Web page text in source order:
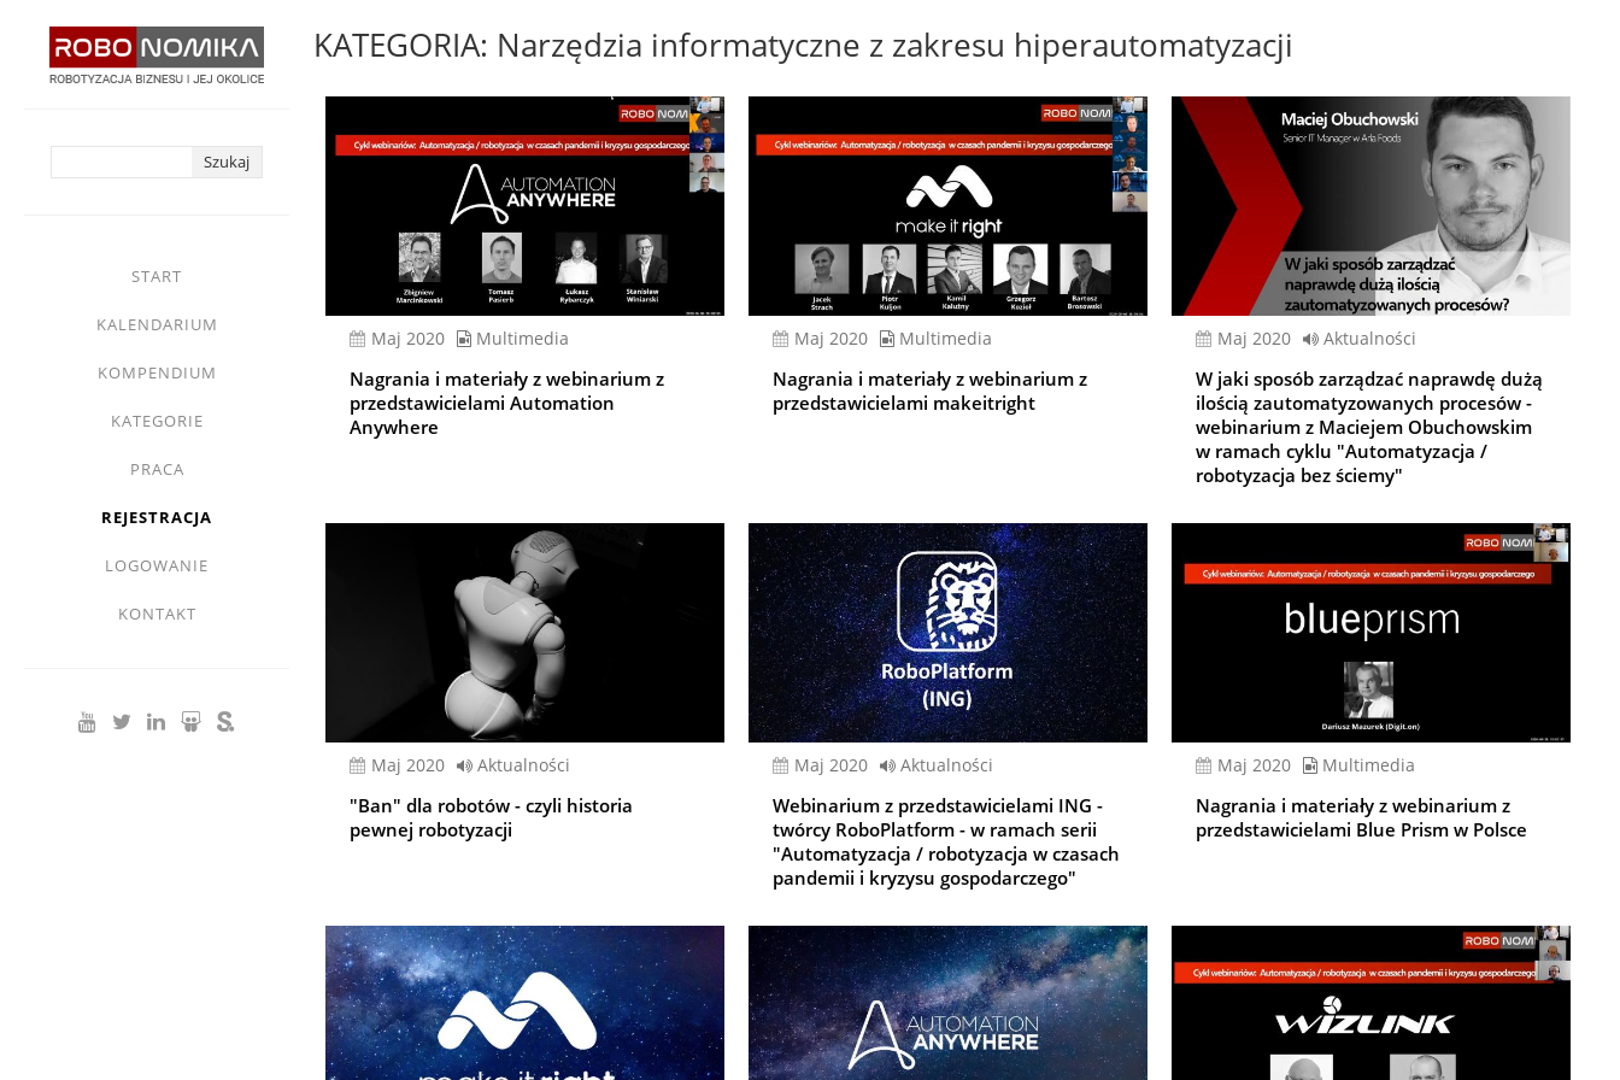
START
KALENDARIUM
KOMPENDIUM
KATEGORIE
PRACA
REJESTRACJA
LOGOWANIE
KONTAKT
KATEGORIA: Narzędzia informatyczne z zakresu hiperautomatyzacji
Maj 2020 Multimedia
Nagrania i materiały z webinarium z
przedstawicielami Automation
Anywhere
Maj 2020 Multimedia
Nagrania i materiały z webinarium z
przedstawicielami makeitright
Maj 2020 Aktualności
W jaki sposób zarządzać naprawdę dużą
ilością zautomatyzowanych procesów -
webinarium z Maciejem Obuchowskim
w ramach cyklu "Automatyzacja /
robotyzacja bez ściemy"
Maj 2020 Aktualności
"Ban" dla robotów - czyli historia
pewnej robotyzacji
Maj 2020 Aktualności
Webinarium z przedstawicielami ING -
twórcy RoboPlatform - w ramach serii
"Automatyzacja / robotyzacja w czasach
pandemii i kryzysu gospodarczego"
Maj 2020 Multimedia
Nagrania i materiały z webinarium z
przedstawicielami Blue Prism w Polsce